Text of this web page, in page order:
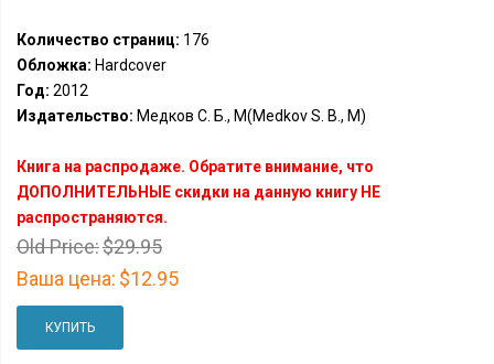
Количество страниц: 176
Обложка: Hardcover
Год: 2012
Издательство: Медков С. Б., М(Medkov S. B., M)
Книга на распродаже. Обратите внимание, что
ДОПОЛНИТЕЛЬНЫЕ скидки на данную книгу НЕ
распространяются.
Old Price:$29.95
Ваша цена: $12.95
КУПИТЬ